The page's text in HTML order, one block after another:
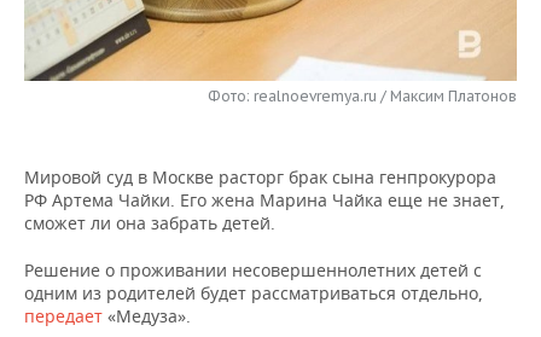
НЕФТЕХИМИЯ
НЕФТЬ
ЭНЕРГЕТИКА
РОЗНИЧНАЯ ТОРГОВЛЯ
НОВОСТИ ТЕХНОЛОГИЙ
ТЕЛЕКОММУНИКАЦИИ
МЕРОПРИЯТИЯ
НОВОСТИ МЕРОПРИЯТИЙ
БИЗНЕС-БРАНЧИ
ONLINE-КОНФЕРЕНЦИИ
ОТКРЫТАЯ ЛЕКЦИЯ
ФУТБОЛ
ХОККЕЙ
БАСКЕТБОЛ
НОВОСТИ ОБЩЕСТВА
ВЛАСТЬ
ИНФРАСТРУКТУРА
ФОТОГАЛЕРЕЯ
СЮЖЕТЫ
СПРАВОЧНИК
Фото: realnoevremya.ru / Максим Платонов
Мировой суд в Москве расторг брак сына генпрокурора
РФ Артема Чайки. Его жена Марина Чайка еще не знает,
сможет ли она забрать детей.
Решение о проживании несовершеннолетних детей с
одним из родителей будет рассматриваться отдельно,
передает «Медуза».